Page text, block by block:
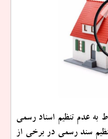
به عدم تنظیم اسناد رسمی
سند رسمی در برخی از